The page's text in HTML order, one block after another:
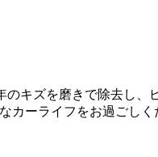
キズを磨きで除去し
カーライフをお過ごしく